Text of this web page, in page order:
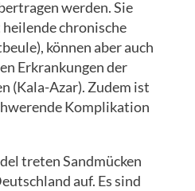
werden. Sie
chronische
können aber auch
Erkrankungen der
(Kala-Azar). Zudem ist
Komplikation
treten Sandmücken
auf. Es sind